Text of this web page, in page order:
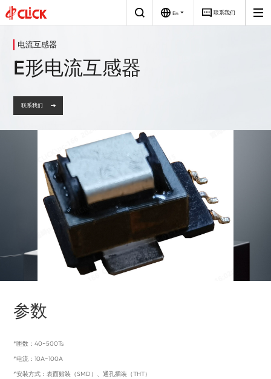
En 联系我们
磁性
元件
赋能全球新能源
汽车电子 光伏储能
电源
创新驱动，助力
智能的未来
适配器 充电器
关于
我们
全球著名的磁性
研发与创新
发展历程
电流互感器
E形电流互感器
联系我们
参数
*匝数：40~500Ts
*电流：10A~100A
*安装方式：表面贴装（SMD）、通孔插装（THT）